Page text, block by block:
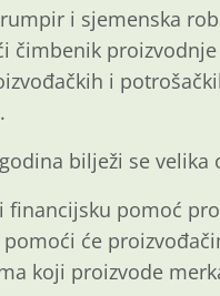
i sjemenska
čimbenik
i
bilježi se velika
financijsku pomoć
će
koji proizvode